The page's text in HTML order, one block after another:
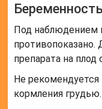
Под наблюдением
противопоказано.
препарата на плод
Не рекомендуется
кормления грудью.